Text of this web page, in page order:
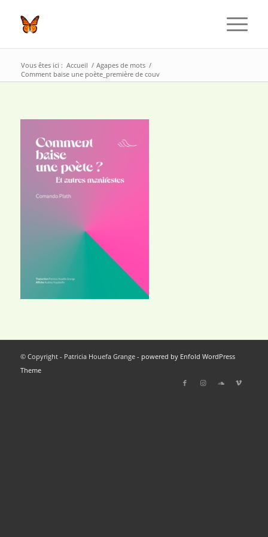
Vous êtes ici : Accueil / Agapes de mots /
Comment baise une poète_première de couv
© Copyright - Patricia Houefa Grange - powered by Enfold WordPress
Theme